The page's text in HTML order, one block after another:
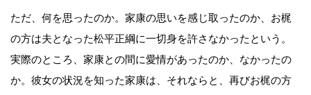
ただ、何を思ったのか。家康の思いを感じ取ったのか、お梶
の方は夫となった松平正綱に一切身を許さなかったという。
実際のところ、家康との間に愛情があったのか、なかったの
か。彼女の状況を知った家康は、それならと、再びお梶の方